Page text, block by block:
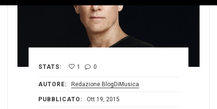
STATS: 1 0
AUTORE: Redazione BlogDiMusica
PUBBLICATO: Ott 19, 2015